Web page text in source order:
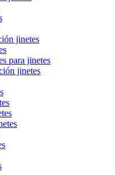
jinetes
para jinetes
jinetes